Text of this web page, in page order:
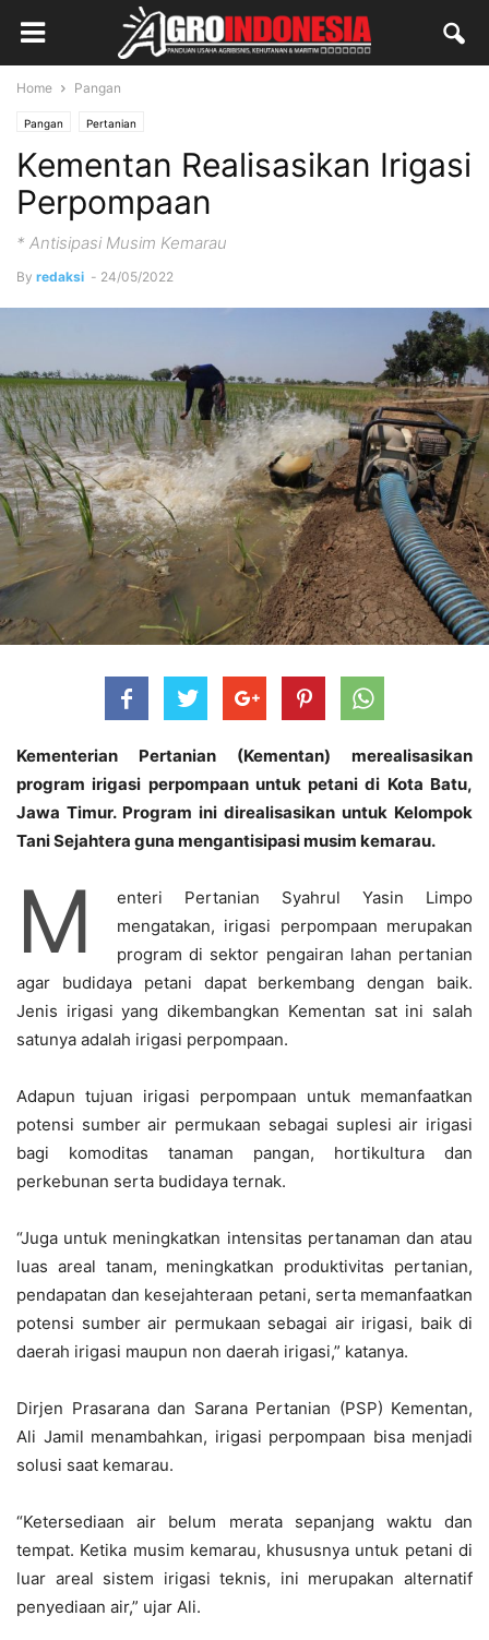
Home Pangan
Pangan Pertanian
Kementan Realisasikan Irigasi
Perpompaan
* Antisipasi Musim Kemarau
By redaksi - 24/05/2022
Kementerian Pertanian (Kementan) merealisasikan
program irigasi perpompaan untuk petani di Kota Batu,
Jawa Timur. Program ini direalisasikan untuk Kelompok
Tani Sejahtera guna mengantisipasi musim kemarau.
M
enteri Pertanian Syahrul Yasin Limpo
mengatakan, irigasi perpompaan merupakan
program di sektor pengairan lahan pertanian
agar budidaya petani dapat berkembang dengan baik.
Jenis irigasi yang dikembangkan Kementan sat ini salah
satunya adalah irigasi perpompaan.
Adapun tujuan irigasi perpompaan untuk memanfaatkan
potensi sumber air permukaan sebagai suplesi air irigasi
bagi komoditas tanaman pangan, hortikultura dan
perkebunan serta budidaya ternak.
“Juga untuk meningkatkan intensitas pertanaman dan atau
luas areal tanam, meningkatkan produktivitas pertanian,
pendapatan dan kesejahteraan petani, serta memanfaatkan
potensi sumber air permukaan sebagai air irigasi, baik di
daerah irigasi maupun non daerah irigasi,” katanya.
Dirjen Prasarana dan Sarana Pertanian (PSP) Kementan,
Ali Jamil menambahkan, irigasi perpompaan bisa menjadi
solusi saat kemarau.
“Ketersediaan air belum merata sepanjang waktu dan
tempat. Ketika musim kemarau, khususnya untuk petani di
luar areal sistem irigasi teknis, ini merupakan alternatif
penyediaan air,” ujar Ali.